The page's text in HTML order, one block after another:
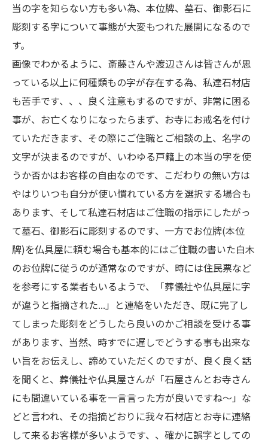
当の字を知らない方も多い為、本位牌、墓石、御影石に
彫刻する字について事態が大変もつれた展開になるので
す。
画像でわかるように、斎藤さんや渡辺さんは皆さんが思
っている以上に何種類もの字が存在する為、私達石材店
も苦手です、、、良く注意もするのですが、非常に困る
事が、お亡くなりになったらまず、お寺にお戒名を付け
ていただきます、その際にご住職とご相談の上、名字の
文字が決まるのですが、いわゆる戸籍上の本当の字を使
うか否かはお客様の自由なのです、こだわりの無い方は
やはりいつも自分が使い慣れている方を選択する場合も
あります、そして私達石材店はご住職の指示にしたがっ
て墓石、御影石に彫刻するのです、一方でお位牌(本位
牌)を仏具屋に頼む場合も基本的にはご住職の書いた白木
のお位牌に従うのが通常なのですが、時には住民票など
を参考にする業者もいるようで、「葬儀社や仏具屋に字
が違うと指摘された...」と連絡をいただき、既に完了し
てしまった彫刻をどうしたら良いのかご相談を受ける事
があります、当然、時すでに遅しでどうする事も出来な
い旨をお伝えし、諦めていただくのですが、良く良く話
を聞くと、葬儀社や仏具屋さんが「石屋さんとお寺さん
にも間違いている事を一言言った方が良いですね～」な
どと言われ、その指摘どおりに我々石材店とお寺に連絡
して来るお客様が多いようです、、確かに誤字としての